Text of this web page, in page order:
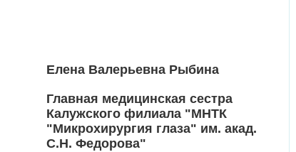
Елена Валерьевна Рыбина
Главная медицинская сестра
Калужского филиала "МНТК
"Микрохирургия глаза" им. акад.
С.Н. Федорова"